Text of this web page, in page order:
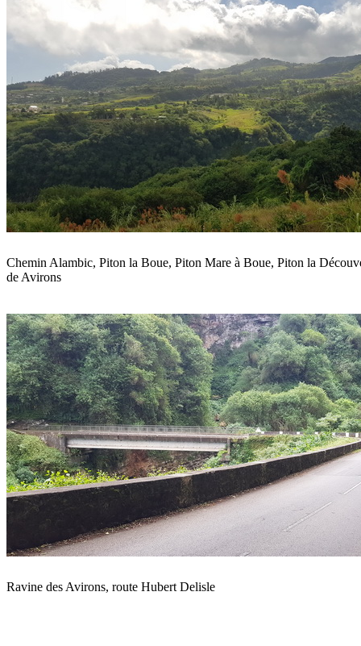
Chemin Alambic, Piton la Boue, Piton Mare à Boue, Piton la
de Avirons
Ravine des Avirons, route Hubert Delisle